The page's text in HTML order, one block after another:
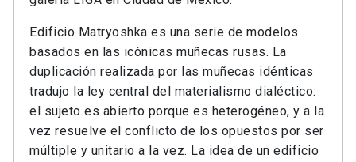
Edificio Matryoshka es una serie de modelos
basados en las icónicas muñecas rusas. La
duplicación realizada por las muñecas idénticas
tradujo la ley central del materialismo dialéctico:
el sujeto es abierto porque es heterogéneo, y a la
vez resuelve el conflicto de los opuestos por ser
múltiple y unitario a la vez. La idea de un edificio